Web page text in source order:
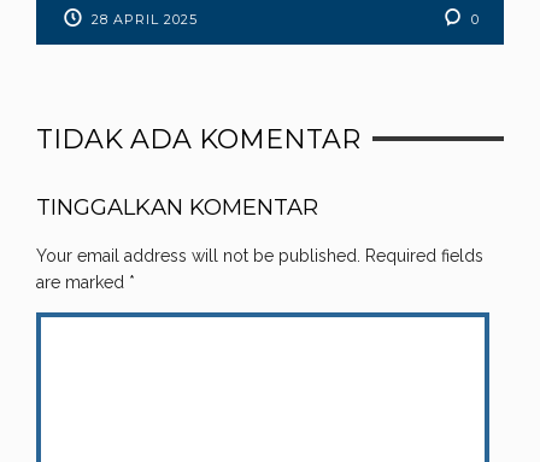
28 APRIL 2025 0
TIDAK ADA KOMENTAR
TINGGALKAN KOMENTAR
Your email address will not be published.
Required fields
are marked *